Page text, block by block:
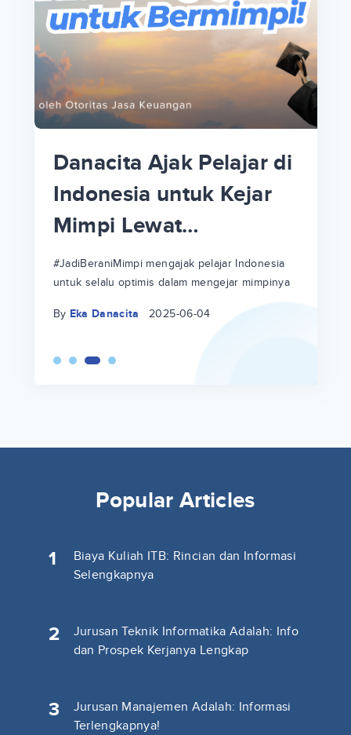
Danacita Ajak Pelajar di
Indonesia untuk Kejar
Mimpi Lewat
#JadiBeraniMimpi
#JadiBeraniMimpi mengajak pelajar Indonesia
untuk selalu optimis dalam mengejar mimpinya
By Eka Danacita 2025-06-04
Popular Articles
1
Biaya Kuliah ITB: Rincian dan Informasi
Selengkapnya
2
Jurusan Teknik Informatika Adalah: Info
dan Prospek Kerjanya Lengkap
3
Jurusan Manajemen Adalah: Informasi
Terlengkapnya!